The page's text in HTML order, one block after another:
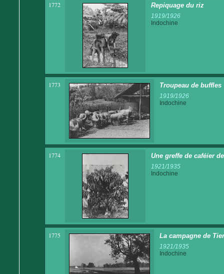
1772 Repiquage du riz
1919/1926
Indochine
1773 Troupeau de buffles
1919/1926
Indochine
1774 Une greffe de caféier
1921/1935
Indochine
1775 La campagne de
1921/1935
Indochine